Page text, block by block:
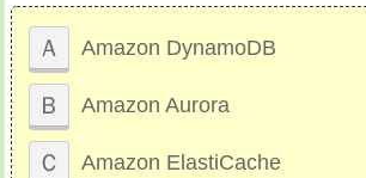
Ａ Amazon DynamoDB
Ｂ Amazon Aurora
Ｃ Amazon ElastiCache